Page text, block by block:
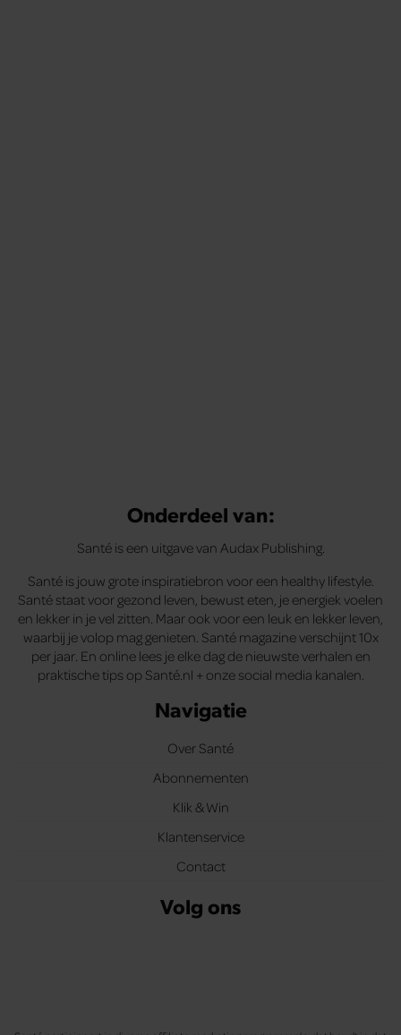
Onderdeel van:
Santé is een uitgave van Audax Publishing.
Santé is jouw grote inspiratiebron voor een healthy lifestyle.
Santé staat voor gezond leven, bewust eten, je energiek voelen
en lekker in je vel zitten. Maar ook voor een leuk en lekker leven,
waarbij je volop mag genieten. Santé magazine verschijnt 10x
per jaar. En online lees je elke dag de nieuwste verhalen en
praktische tips op Santé.nl + onze social media kanalen.
Navigatie
Over Santé
Abonnementen
Klik & Win
Klantenservice
Contact
Volg ons